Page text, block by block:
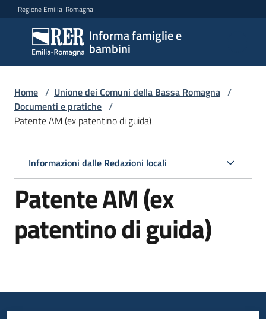
Vai al contenuto
Vai alla navigazione
Vai al footer
Regione Emilia-Romagna
Informa famiglie e
bambini
Informa
famiglie
e
bambini
per
le
Informazioni
Home / Unione dei Comuni della Bassa Romagna /
Documenti e pratiche /
Patente AM (ex patentino di guida)
Informazioni dalle Redazioni locali
Patente AM (ex
patentino di guida)